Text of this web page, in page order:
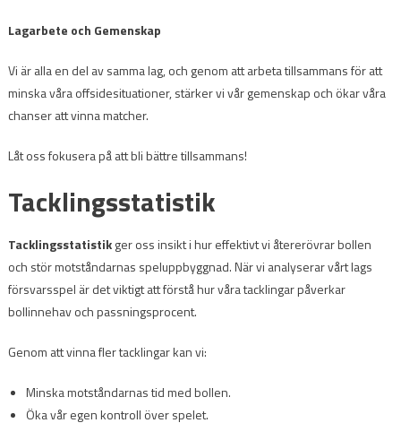
Lagarbete och Gemenskap
Vi är alla en del av samma lag, och genom att arbeta tillsammans för att
minska våra offsidesituationer, stärker vi vår gemenskap och ökar våra
chanser att vinna matcher.
Låt oss fokusera på att bli bättre tillsammans!
Tacklingsstatistik
Tacklingsstatistikger oss insikt i hur effektivt vi återerövrar bollen
och stör motståndarnas speluppbyggnad. När vi analyserar vårt lags
försvarsspel är det viktigt att förstå hur våra tacklingar påverkar
bollinnehav och passningsprocent.
Genom att vinna fler tacklingar kan vi:
Minska motståndarnas tid med bollen.
Öka vår egen kontroll över spelet.